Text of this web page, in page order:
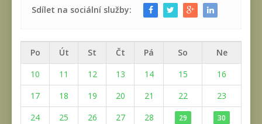
Sdílet na sociální služby:
Po Út St Čt Pá So
Ne
10
11 12 13 14 15
16
17
18 19 20 21 22
23
24
25 26 27 28 29 30